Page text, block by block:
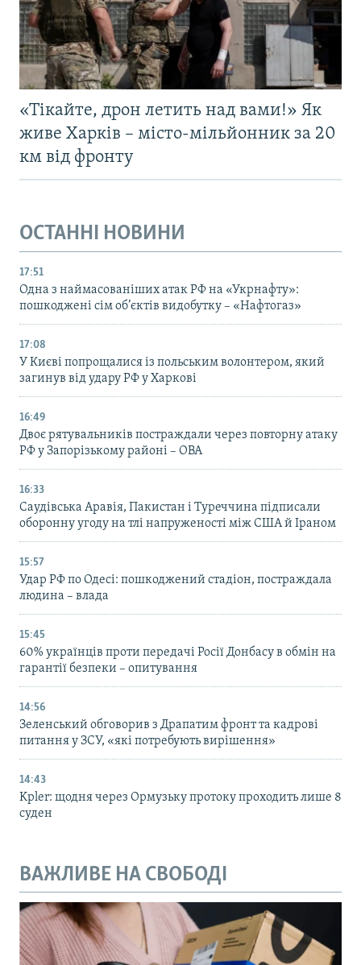
«Тікайте, дрон летить над вами!» Як
живе Харків – місто-мільйонник за 20
км від фронту
ОСТАННІ НОВИНИ
17:51
Одна з наймасованіших атак РФ на «Укрнафту»:
пошкоджені сім об’єктів видобутку – «Нафтогаз»
17:08
У Києві попрощалися із польським волонтером, який
загинув від удару РФ у Харкові
16:49
Двоє рятувальників постраждали через повторну атаку
РФ у Запорізькому районі – ОВА
16:33
Саудівська Аравія, Пакистан і Туреччина підписали
оборонну угоду на тлі напруженості між США й Іраном
15:57
Удар РФ по Одесі: пошкоджений стадіон, постраждала
людина – влада
15:45
60% українців проти передачі Росії Донбасу в обмін на
гарантії безпеки – опитування
14:56
Зеленський обговорив з Драпатим фронт та кадрові
питання у ЗСУ, «які потребують вирішення»
14:43
Kpler: щодня через Ормузьку протоку проходить лише 8
суден
ВАЖЛИВЕ НА СВОБОДІ